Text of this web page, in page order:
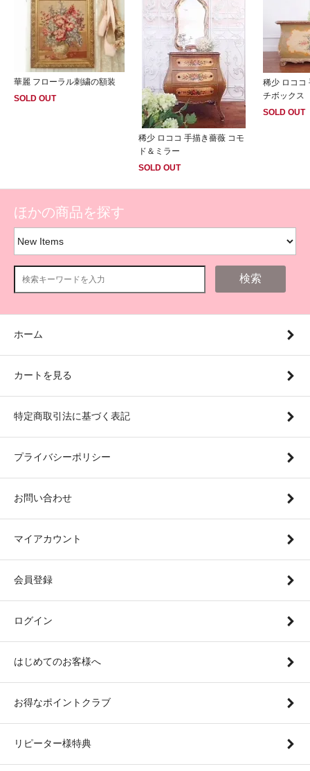
華麗 フローラル刺繍の額装
SOLD OUT
稀少 ロココ 手描き薔薇 コモ
ド＆ミラー
SOLD OUT
稀少 ロココ
チボックス
SOLD OUT
ほかの商品を探す
検索
ホーム
カートを見る
特定商取引法に基づく表記
プライバシーポリシー
お問い合わせ
マイアカウント
会員登録
ログイン
はじめてのお客様へ
お得なポイントクラブ
リピーター様特典